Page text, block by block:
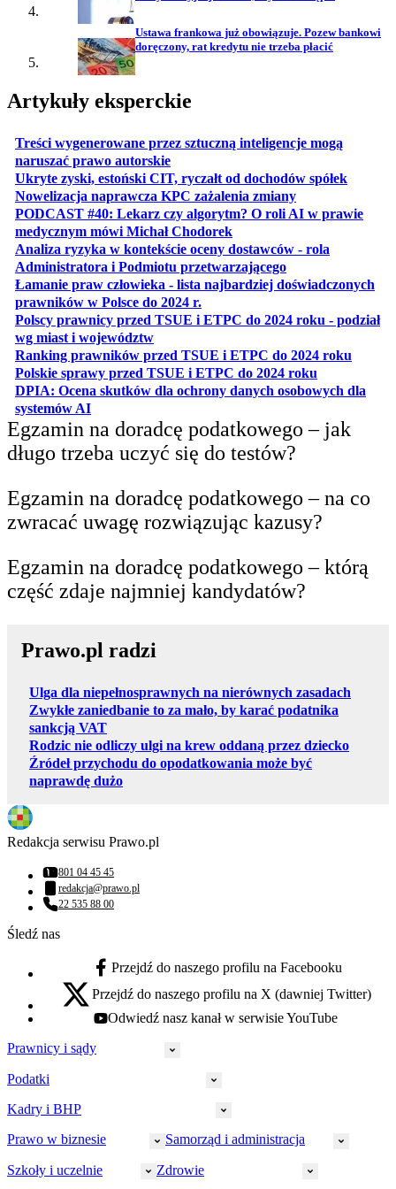
Ustawa frankowa już obowiązuje. Pozew bankowi
doręczony, rat kredytu nie trzeba płacić
Artykuły eksperckie
Treści wygenerowane przez sztuczną inteligencje mogą
naruszać prawo autorskieotwiera się w nowej karcie
Ukryte zyski, estoński CIT, ryczałt od dochodów spółekotwiera
Nowelizacja naprawcza KPC zażalenia zmianyotwiera się w
PODCAST #40: Lekarz czy algorytm? O roli AI w prawie
medycznym mówi Michał Chodorekotwiera się w nowej karcie
Analiza ryzyka w kontekście oceny dostawców - rola
Administratora i Podmiotu przetwarzającegootwiera się w
Łamanie praw człowieka - lista najbardziej doświadczonych
prawników w Polsce do 2024 r.
Polscy prawnicy przed TSUE i ETPC do 2024 roku - podział
wg miast i województwotwiera się w nowej karcie
Ranking prawników przed TSUE i ETPC do 2024 roku
Polskie sprawy przed TSUE i ETPC do 2024 roku
DPIA: Ocena skutków dla ochrony danych osobowych dla
systemów AIotwiera się w nowej karcie
Egzamin na doradcę podatkowego – jak
długo trzeba uczyć się do testów?
Egzamin na doradcę podatkowego – na co
zwracać uwagę rozwiązując kazusy?
Egzamin na doradcę podatkowego – którą
część zdaje najmniej kandydatów?
Prawo.pl radzi
Ulga dla niepełnosprawnych na nierównych zasadach
Zwykłe zaniedbanie to za mało, by karać podatnika
sankcją VAT
Rodzic nie odliczy ulgi na krew oddaną przez dziecko
Źródeł przychodu do opodatkowania może być
naprawdę dużo
Redakcja serwisu Prawo.pl
Numer telefonu:
801 04 45 45
Adres email:
redakcja@prawo.pl
Numer telefonu:
22 535 88 00
Śledź nas
facebook - otwiera się w nowej karcie
Przejdź do naszego profilu na Facebooku
x - otwiera się w nowej karcie
Przejdź do naszego profilu na X (dawniej Twitter)
youtube - otwiera się w nowej karcie
Odwiedź nasz kanał w serwisie YouTube
Prawnicy i sądy
Prawnicy
Policja
Strefa aplikanta
Podatki
CIT
Akcyza
Kadry i BHP
HR
Prawo w biznesie Samorząd i administracja
Szkoły i uczelnie Zdrowie